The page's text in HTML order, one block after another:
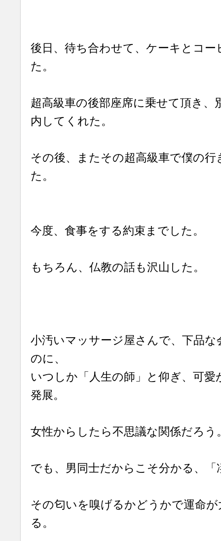
後日、待ち合わせて、ケーキとコ
た。
超高級車の後部座席に乗せて頂き、
内してくれた。
その後、またその超高級車で僕の
た。
今度、食事をする約束までした。
もちろん、仏教の話も沢山した。
小汚いマッサージ屋さんで、下品
のに、
いつしか「人生の師」と仰ぎ、可
発展。
女性からしたら不思議な関係だろう
でも、男同士だからこそ分かる、「
その匂いを嗅げるかどうかで運命
る。